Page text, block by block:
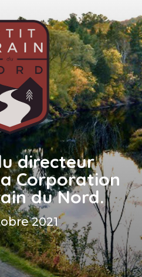
directeur
Corporation
du Nord.
2021